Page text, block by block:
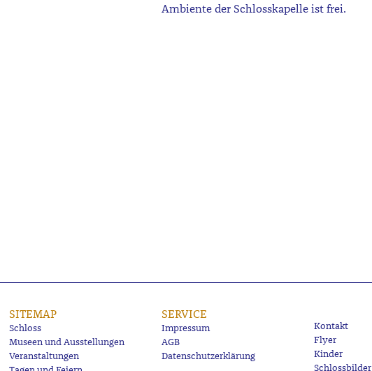
Ambiente der Schlosskapelle ist frei.
SITEMAP
Schloss
Museen und Ausstellungen
Veranstaltungen
SERVICE
Impressum
AGB
Datenschutzerklärung
Kontakt
Flyer
Kinder
Schlossbilder